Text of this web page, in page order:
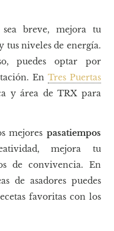
breve, mejora tu
tus niveles de energía.
puedes optar por
En Tres Puertas
y área de TRX para
mejores pasatiempos
mejora tu
de convivencia. En
de asadores puedes
favoritas con los